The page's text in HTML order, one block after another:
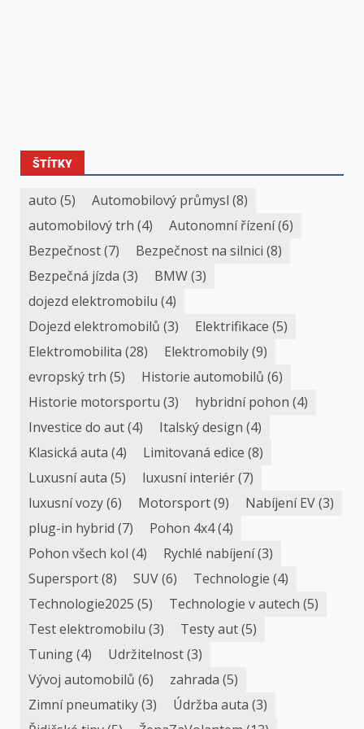
ŠTÍTKY
auto (5) Automobilový průmysl (8)
automobilový trh (4) Autonomní řízení(6)
Bezpečnost(7) Bezpečnost na silnici (8)
Bezpečná jízda (3) BMW(3)
dojezd elektromobilu (4)
Dojezd elektromobilů (3) Elektrifikace (5)
Elektromobilita (28) Elektromobily(9)
evropský trh (5) Historie automobilů (6)
Historie motorsportu (3) hybridní pohon (4)
Investice do aut(4) Italský design (4)
Klasická auta (4) Limitovaná edice (8)
Luxusní auta (5) luxusní interiér(7)
luxusní vozy(6) Motorsport(9) Nabíjení EV(3)
plug-in hybrid (7) Pohon 4x4(4)
Pohon všech kol (4) Rychlé nabíjení(3)
Supersport(8) SUV(6) Technologie (4)
Technologie2025 (5) Technologie v autech (5)
Test elektromobilu (3) Testy aut(5)
Tuning(4) Udržitelnost(3)
Vývoj automobilů (6) zahrada (5)
Zimní pneumatiky(3) Údržba auta (3)